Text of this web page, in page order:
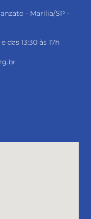
- Marília/SP -
das 13:30 às 17h